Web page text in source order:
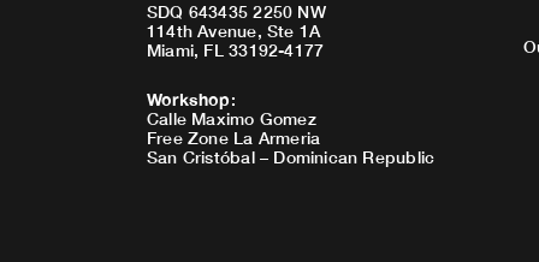
SDQ 643435 2250 NW
114th Avenue, Ste 1A
Miami, FL 33192-4177
Workshop:
Calle Maximo Gomez
Free Zone La Armeria
San Cristóbal – Dominican Republic